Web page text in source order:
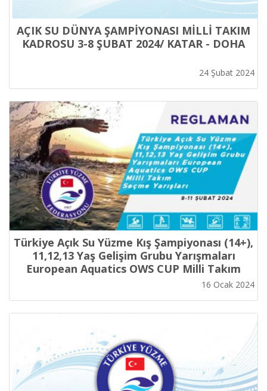
AÇIK SU DÜNYA ŞAMPİYONASI MİLLİ TAKIM
KADROSU 3-8 ŞUBAT 2024/ KATAR - DOHA
24 Şubat 2024
Türkiye Açık Su Yüzme Kış Şampiyonası (14+),
11,12,13 Yaş Gelişim Grubu Yarışmaları
European Aquatics OWS CUP Milli Takım
Seçme Yarışları 8-11 ŞUBAT 202416 Ocak 2024